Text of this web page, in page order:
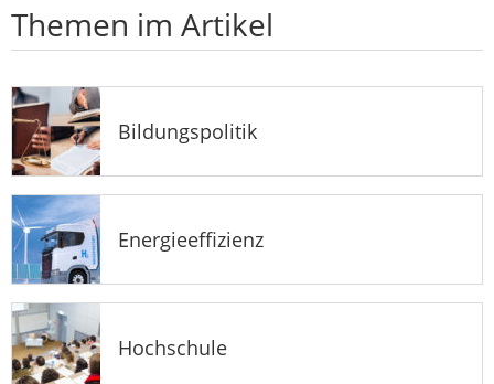
Themen im Artikel
Bildungspolitik
Energieeffizienz
Hochschule